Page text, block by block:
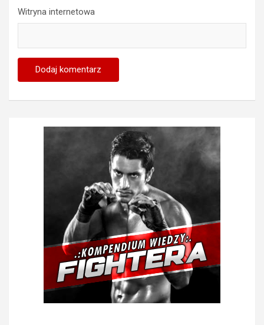
Witryna internetowa